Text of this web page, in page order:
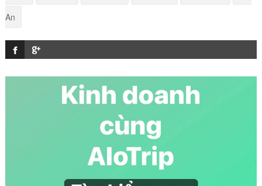
Một số lưu ý cho hành khách tại nhà ga T2 Nội
Kinh nghiệm tham quan Phố cổ Hà Nội
Cách làm bánh bèo Nghệ An đúng vị Nghệ An
An